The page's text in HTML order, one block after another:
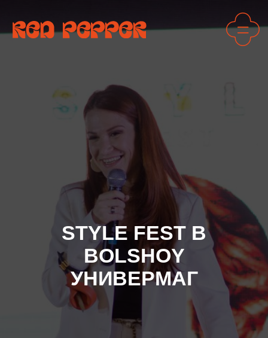
STYLE FEST В
BOLSHOY
УНИВЕРМАГ